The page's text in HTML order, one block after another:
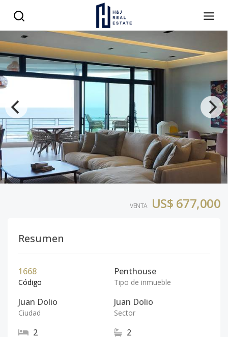
VENTA US$ 677,000
Resumen
1668
Código
Penthouse
Tipo de inmueble
Juan Dolio
Ciudad
Juan Dolio
Sector
2 2